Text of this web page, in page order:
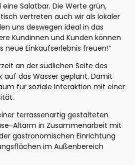
Salatbar. Die Werte grün,
vertreten auch wir als lokaler
uns deswegen ideal in das
Kundinnen und Kunden können
Einkaufserlebnis freuen!“
an der südlichen Seite des
auf das Wasser geplant. Damit
für soziale Interaktion mit einer
terrassenartig gestalteten
Altarm in Zusammenarbeit mit
gastronomischen Einrichtung
im Außenbereich